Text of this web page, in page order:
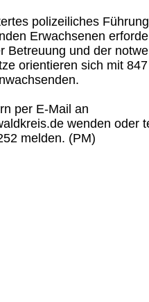
polizeiliches
Erwachsenen
Betreuung und der
orientieren sich mit
per E-Mail an
wenden oder
melden. (PM)